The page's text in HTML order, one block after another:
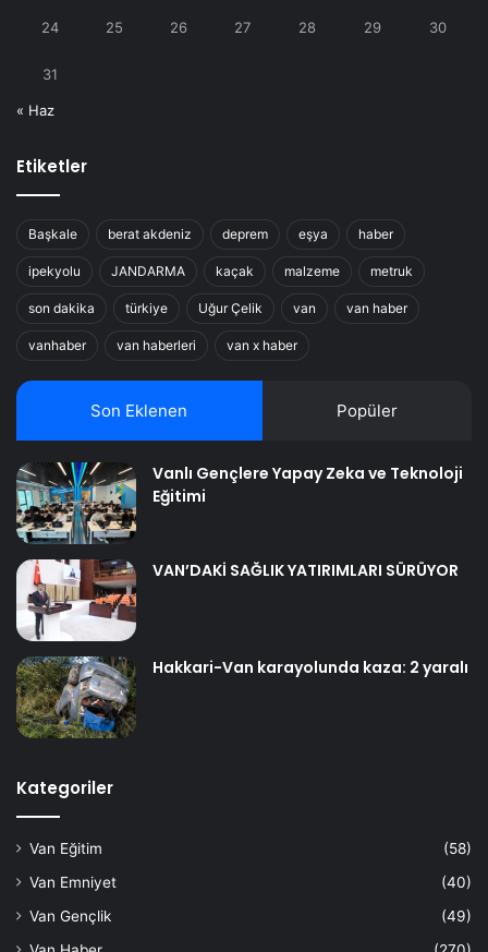
24 25 26 27 28 29 30
31
« Haz
Etiketler
Başkale berat akdeniz deprem eşya haber
ipekyolu JANDARMA kaçak malzeme metruk
son dakika türkiye Uğur Çelik van van haber
vanhaber van haberleri van x haber
Son Eklenen Popüler
Vanlı Gençlere Yapay Zeka ve Teknoloji
Eğitimi
VAN’DAKİ SAĞLIK YATIRIMLARI SÜRÜYOR
Hakkari-Van karayolunda kaza: 2 yaralı
Kategoriler
Van Eğitim
(58)
Van Emniyet
(40)
Van Gençlik
(49)